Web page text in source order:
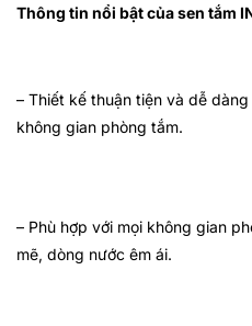
Thông tin nổi bật của sen tắm
– Thiết kế thuận tiện và dễ
không gian phòng tắm.
– Phù hợp với mọi không gian
mẽ, dòng nước êm ái.